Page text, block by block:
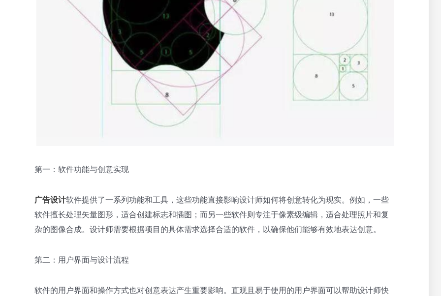
第一：软件功能与创意实现
广告设计软件提供了一系列功能和工具，这些功能直接影响设计师如何将创意转化为现实。例如，一些
软件擅长处理矢量图形，适合创建标志和插图；而另一些软件则专注于像素级编辑，适合处理照片和复
杂的图像合成。设计师需要根据项目的具体需求选择合适的软件，以确保他们能够有效地表达创意。
第二：用户界面与设计流程
软件的用户界面和操作方式也对创意表达产生重要影响。直观且易于使用的用户界面可以帮助设计师快